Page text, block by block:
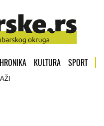
HRONIKA KULTURA SPORT